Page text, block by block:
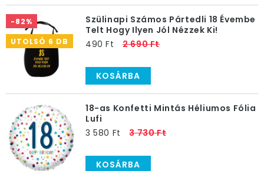
-82%
UTOLSÓ 6 DB
Szülinapi Számos Pártedli 18 Évembe
Telt Hogy Ilyen Jól Nézzek Ki!
490 Ft
2 690 Ft
KOSÁRBA
18-as Konfetti Mintás Héliumos Fólia
Lufi
3 580 Ft
3 730 Ft
KOSÁRBA